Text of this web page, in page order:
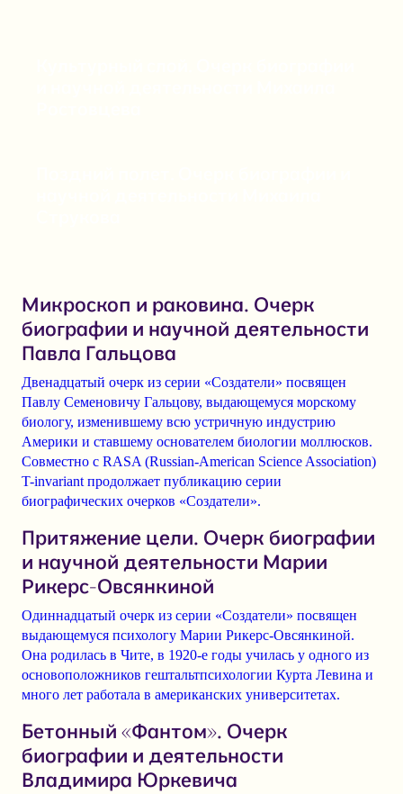
Микроскоп и раковина. Очерк
биографии и научной деятельности
Павла Гальцова
Двенадцатый очерк из серии «Создатели» посвящен
Павлу Семеновичу Гальцову, выдающемуся морскому
биологу, изменившему всю устричную индустрию
Америки и ставшему основателем биологии моллюсков.
Совместно с RASA (Russian-American Science Association)
T-invariant продолжает публикацию серии
биографических очерков «Создатели».
Притяжение цели. Очерк биографии
и научной деятельности Марии
Рикерс-Овсянкиной
Одиннадцатый очерк из серии «Создатели» посвящен
выдающемуся психологу Марии Рикерс-Овсянкиной.
Она родилась в Чите, в 1920-е годы училась у одного из
основоположников гештальтпсихологии Курта Левина и
много лет работала в американских университетах.
Бетонный «Фантом». Очерк
биографии и деятельности
Владимира Юркевича